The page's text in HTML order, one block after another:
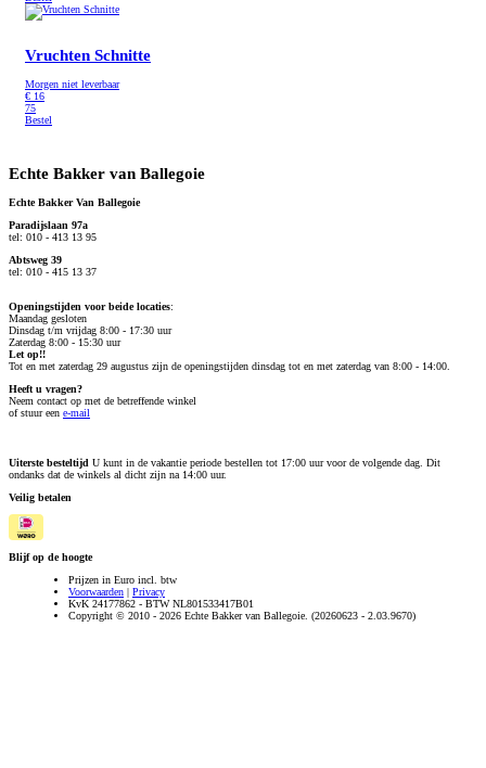
Vruchten Schnitte
Morgen niet leverbaar
€ 16
75
Bestel
Echte Bakker van Ballegoie
Echte Bakker Van Ballegoie
Paradijslaan 97a
tel: 010 - 413 13 95
Abtsweg 39
tel: 010 - 415 13 37
Openingstijden voor beide locaties:
Maandag gesloten
Dinsdag t/m vrijdag 8:00 - 17:30 uur
Zaterdag 8:00 - 15:30 uur
Let op!!
Tot en met zaterdag 29 augustus zijn de openingstijden dinsdag tot en met zaterdag van 8:00 - 14:00.
Heeft u vragen?
Neem contact op met de betreffende winkel
of stuur een e-mail
Uiterste besteltijd U kunt in de vakantie periode bestellen tot 17:00 uur voor de volgende dag. Dit
ondanks dat de winkels al dicht zijn na 14:00 uur.
Veilig betalen
Blijf op de hoogte
Prijzen in Euro incl. btw
Voorwaarden | Privacy
KvK 24177862 - BTW NL801533417B01
Copyright © 2010 - 2026 Echte Bakker van Ballegoie. (20260623 - 2.03.9670)